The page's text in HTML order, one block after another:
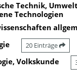
Technik,
Technologien
20 Einträge
Volkskunde